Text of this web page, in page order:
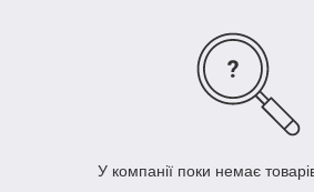
У компанії поки немає